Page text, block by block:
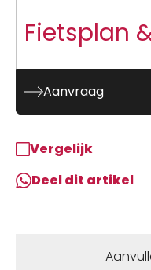
Fietsplan
Aanvraag
Vergelijk
Deel dit artikel